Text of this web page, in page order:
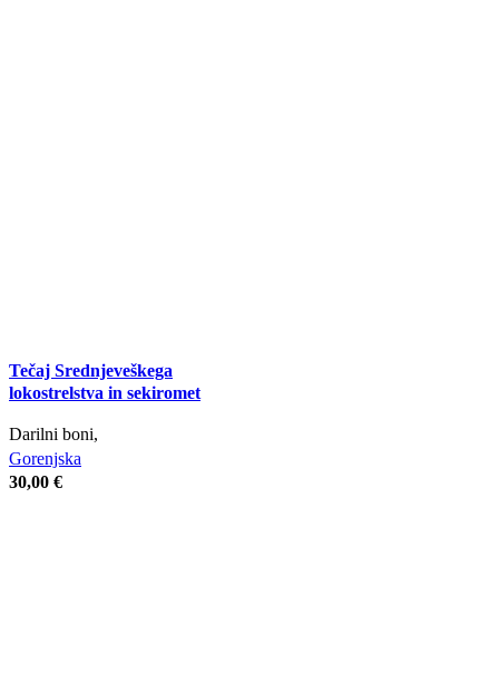
Tečaj Srednjeveškega
lokostrelstva in sekiromet
Darilni boni,
Gorenjska
30,00 €